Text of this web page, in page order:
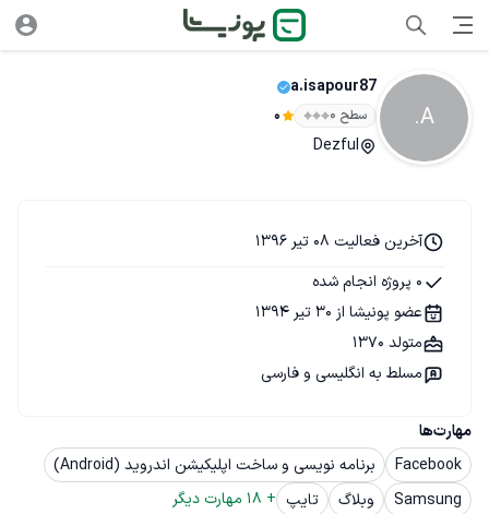
A.
a.isapour87
سطح ۰ 0
Dezful
مهارت‌ها
Facebook
برنامه نویسی و ساخت اپلیکیشن اندروید (Android)
Samsung
وبلاگ تایپ +
18 مهارت دیگر
آخرین فعالیت 08 تیر 1396
0 پروژه انجام شده
عضو پونیشا از 30 تیر 1394
متولد 1370
مسلط به انگلیسی و فارسی